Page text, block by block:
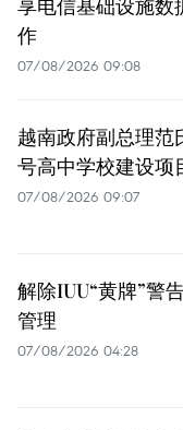
享电信基础设施数
作
07/08/2026 09:08
越南政府副总理范
号高中学校建设项
07/08/2026 09:07
解除IUU“黄牌”警
管理
07/08/2026 04:28